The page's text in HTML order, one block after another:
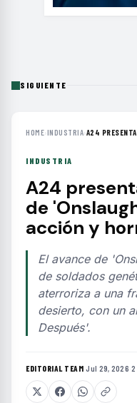
SIGUIENTE
HOME›INDUSTRIA›A24
INDUSTRIA
A24
de
acción y
El avance de
de soldados
aterroriza a una
desierto, con un
Después'.
EDITORIAL TEAM·Jul 29, 2026·